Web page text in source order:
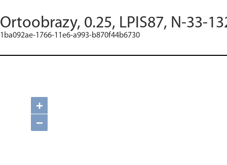
Ortoobrazy, 0.25, LPIS87, N-33-
1ba092ae-1766-11e6-a993-b870f44b6730
+
−